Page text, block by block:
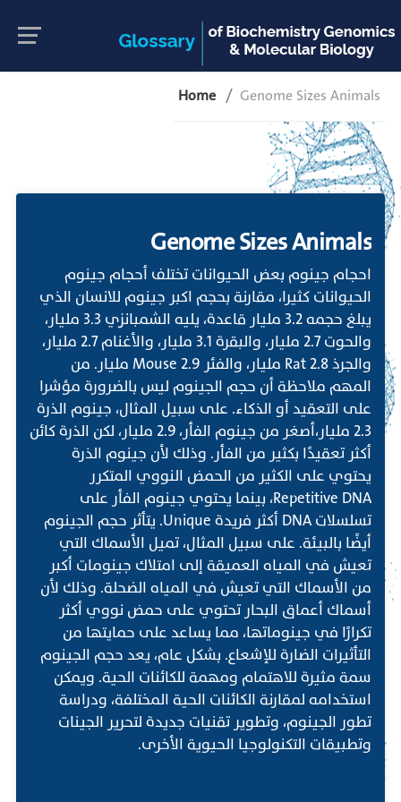
Home Genome Sizes Animals
Genome Sizes Animals
احجام جينوم بعض الحيوانات تختلف أحجام جينوم
الحيوانات كثيرا، مقارنة بحجم اكبر جينوم للانسان الذي
يبلغ حجمه 3.2 مليار قاعدة، يليه الشمبانزي 3.3 مليار،
والحوت 2.7 مليار، والبقرة 3.1 مليار، والأغنام 2.7 مليار،
والجرذ Rat 2.8 مليار، والفئر Mouse 2.9 مليار. من
المهم ملاحظة أن حجم الجينوم ليس بالضرورة مؤشرا
على التعقيد أو الذكاء. على سبيل المثال، جينوم الذرة
2.3 مليار،أصغر من جينوم الفأر، 2.9 مليار، لكن الذرة كائن
أكثر تعقيدًا بكثير من الفأر. وذلك لأن جينوم الذرة
يحتوي على الكثير من الحمض النووي المتكرر
Repetitive DNA، بينما يحتوي جينوم الفأر على
تسلسلات DNA أكثر فريدة Unique. يتأثر حجم الجينوم
أيضًا بالبيئة. على سبيل المثال، تميل الأسماك التي
تعيش في المياه العميقة إلى امتلاك جينومات أكبر
من الأسماك التي تعيش في المياه الضحلة. وذلك لأن
أسماك أعماق البحار تحتوي على حمض نووي أكثر
تكرارًا في جينوماتها، مما يساعد على حمايتها من
التأثيرات الضارة للإشعاع. بشكل عام، يعد حجم الجينوم
سمة مثيرة للاهتمام ومهمة للكائنات الحية. ويمكن
استخدامه لمقارنة الكائنات الحية المختلفة، ودراسة
تطور الجينوم، وتطوير تقنيات جديدة لتحرير الجينات
وتطبيقات التكنولوجيا الحيوية الأخرى.